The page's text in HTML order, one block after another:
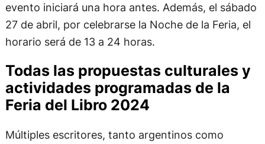
evento iniciará una hora antes. Además, el sábado
27 de abril, por celebrarse la Noche de la Feria, el
horario será de 13 a 24 horas.
Todas las propuestas culturales y
actividades programadas de la
Feria del Libro 2024
Múltiples escritores, tanto argentinos como